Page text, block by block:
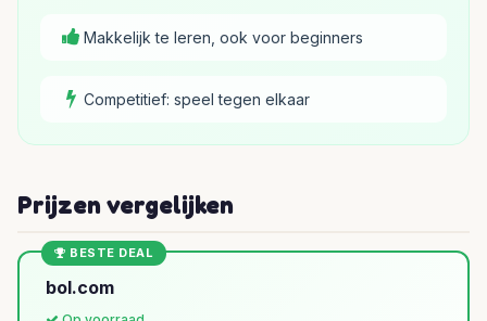
Makkelijk te leren, ook voor beginners
Competitief: speel tegen elkaar
Prijzen vergelijken
BESTE DEAL
bol.com